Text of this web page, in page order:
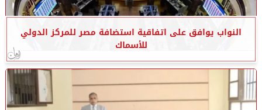
النواب يوافق على اتفاقية استضافة مصر للمركز الدولي
للأسماك